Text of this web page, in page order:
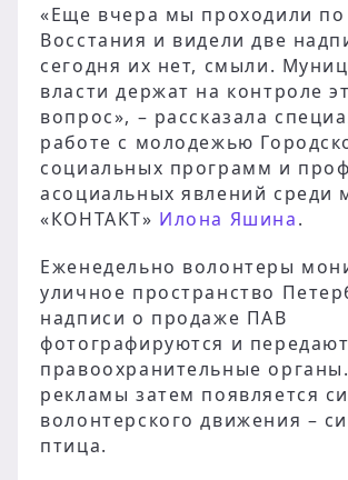
«Еще вчера мы проходили по
Восстания и видели две
сегодня их нет, смыли.
власти держат на контроле
вопрос», – рассказала
работе с молодежью
социальных программ и
асоциальных явлений среди
«КОНТАКТ» Илона Яшина.
Еженедельно волонтеры
уличное пространство
надписи о продаже ПАВ
фотографируются и
правоохранительные
рекламы затем появляется
волонтерского движения –
птица.